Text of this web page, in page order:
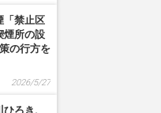
「禁止区
煙所の設
の行方を
2026/5/27
ろき、